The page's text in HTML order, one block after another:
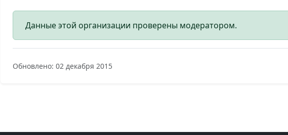
Данные этой организации проверены модератором.
Обновлено: 02 декабря 2015